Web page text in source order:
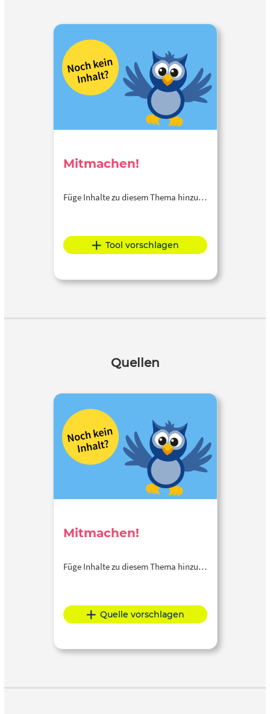
Mitmachen!
Füge Inhalte zu diesem Thema hinzu…
Tool vorschlagen
Quellen
Mitmachen!
Füge Inhalte zu diesem Thema hinzu…
Quelle vorschlagen